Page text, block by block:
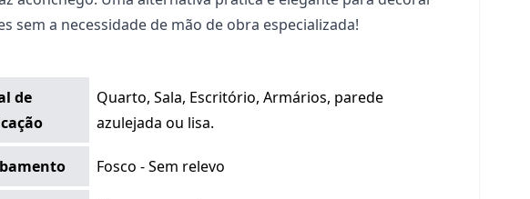
sem a necessidade de mão de obra especializada!
de
Quarto, Sala, Escritório, Armários, parede
azulejada ou lisa.
Fosco - Sem relevo